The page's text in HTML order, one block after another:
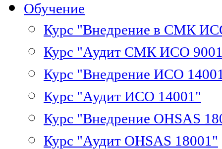
Обучение
Курс "Внедрение в СМК
Курс "Аудит СМК ИСО
Курс "Внедрение ИСО
Курс "Аудит ИСО 14001"
Курс "Внедрение OHSAS
Курс "Аудит OHSAS 18001"